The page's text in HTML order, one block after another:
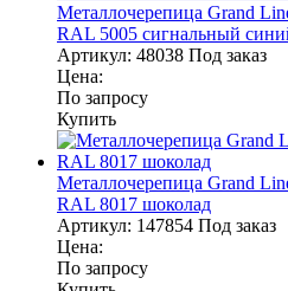
Металлочерепица Grand
RAL 5005 сигнальный
Артикул: 48038 Под заказ
Цена:
По запросу
Купить
Металлочерепица Grand
RAL 8017 шоколад
Артикул: 147854 Под заказ
Цена:
По запросу